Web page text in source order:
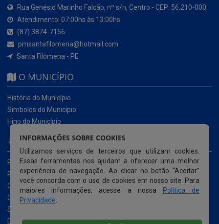
Rua Genésio Marinho Falcão, nº s/n, Centro - CEP: 56.210-000
Atendimento: 07:00hs às 13:00hs
(87) 3874-7156
pmsantafilomena@hotmail.com
Santa Filomena - PE
O MUNICÍPIO
História do Município
Simbolos do Município
Hino do Município
NOSSOS SERVIÇOS
Portal da Transparência
Portal da Transparência da COVID-19
Cartas de Serviços ao Usuário
Ouvidoria Municipal
Serviço de Informação ao Cidadão e-SIC
Diário Oficial da AMUPE
INFORMAÇÕES SOBRE COOKIES
Utilizamos serviços de terceiros que utilizam cookies.
Essas ferramentas nos ajudam a oferecer uma melhor
experiência de navegação. Ao clicar no botão “Aceitar”
você concorda com o uso de cookies em nosso site. Para
maiores informações, acesse a nossa
Política de
Privacidade